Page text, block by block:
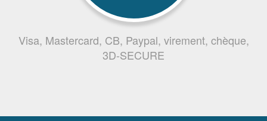
Visa, Mastercard, CB, Paypal, virement, chèque,
3D-SECURE